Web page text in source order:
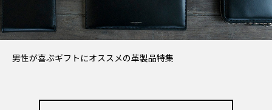
男性が喜ぶギフトにオススメの革製品特集